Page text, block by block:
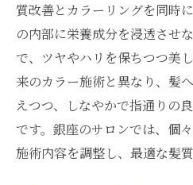
質改善とカラーリングを同時
の内部に栄養成分を浸透させ
で、ツヤやハリを保ちつつ美
来のカラー施術と異なり、髪
えつつ、しなやかで指通りの
です。銀座のサロンでは、個
施術内容を調整し、最適な髪